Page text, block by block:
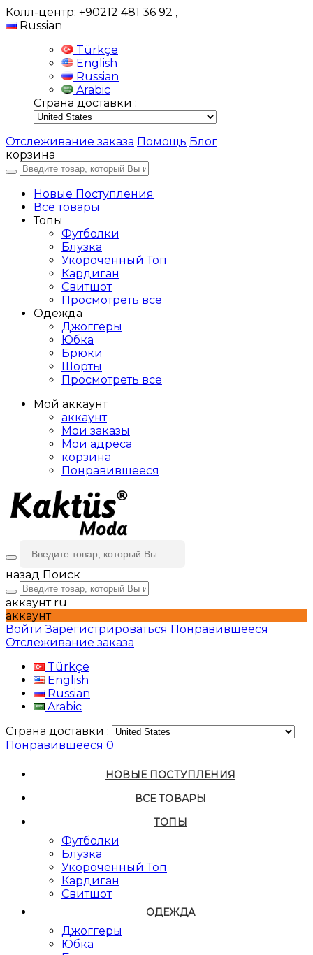
Колл-центр: +90212 481 36 92 ,
Russian
Türkçe
English
Russian
Arabic
Страна доставки :
Отслеживание заказа Помощь Блог
корзина
Новые Поступления
Все товары
Топы
Футболки
Блузка
Укороченный Топ
Кардиган
Свитшот
Просмотреть все
Одежда
Джоггеры
Юбка
Брюки
Шорты
Просмотреть все
Мой аккаунт
аккаунт
Мои заказы
Мои адреса
корзина
Понравившееся
назад Поиск
аккаунт ru
аккаунт
ВойтиЗарегистрироваться Понравившееся
Отслеживание заказа
Türkçe
English
Russian
Arabic
Страна доставки :
Понравившееся 0
НОВЫЕ ПОСТУПЛЕНИЯ
ВСЕ ТОВАРЫ
ТОПЫ
Футболки
Блузка
Укороченный Топ
Кардиган
Свитшот
ОДЕЖДА
Джоггеры
Юбка